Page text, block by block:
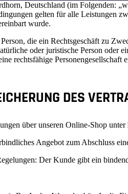
Deutschland (im Folgenden:
gelten für alle Leistungen
wurde.
die ein Rechtsgeschäft zu
oder juristische Person oder
rechtsfähige
DES
über unseren Online-Shop
Angebot zum Abschluss
Der Kunde gibt ein